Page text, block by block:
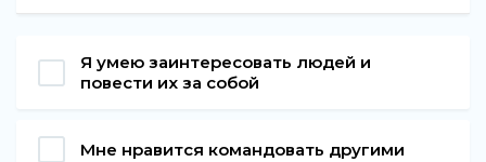
Я умею заинтересовать людей и
повести их за собой
Мне нравится командовать другими